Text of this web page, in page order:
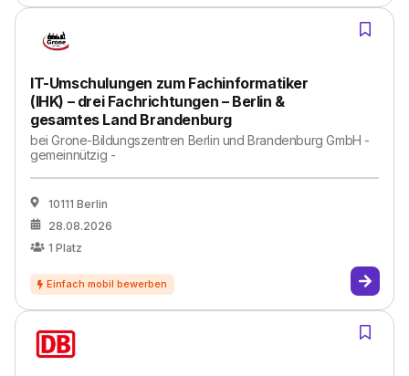
IT-Umschulungen zum Fachinformatiker
(IHK) – drei Fachrichtungen – Berlin &
gesamtes Land Brandenburg
beiGrone-Bildungszentren Berlin und Brandenburg GmbH -
gemeinnützig -
10111 Berlin
28.08.2026
1 Platz